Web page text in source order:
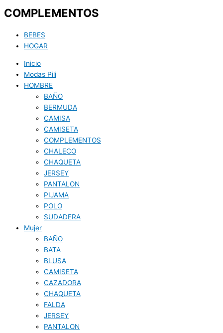
COMPLEMENTOS
BEBES
HOGAR
Inicio
Modas Pili
HOMBRE
BAÑO
BERMUDA
CAMISA
CAMISETA
COMPLEMENTOS
CHALECO
CHAQUETA
JERSEY
PANTALON
PIJAMA
POLO
SUDADERA
Mujer
BAÑO
BATA
BLUSA
CAMISETA
CAZADORA
CHAQUETA
FALDA
JERSEY
PANTALON